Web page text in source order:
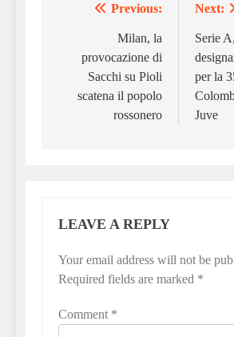
navigation
Previous:
Milan, la
provocazione di
Sacchi su Pioli
scatena il popolo
rossonero
Next:
Serie A,
per la
Juve
LEAVE A REPLY
Your email address will not be
Required fields are marked *
Comment *